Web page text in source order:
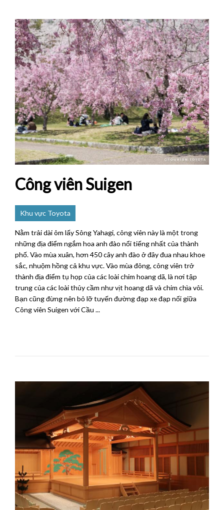
Công viên Suigen
Khu vực Toyota
Nằm trải dài ôm lấy Sông Yahagi, công viên này là một trong
những địa điểm ngắm hoa anh đào nổi tiếng nhất của thành
phố. Vào mùa xuân, hơn 450 cây anh đào ở đây đua nhau khoe
sắc, nhuộm hồng cả khu vực. Vào mùa đông, công viên trở
thành địa điểm tụ họp của các loài chim hoang dã, là nơi tập
trung của các loài thủy cầm như vịt hoang dã và chim chìa vôi.
Bạn cũng đừng nên bỏ lỡ tuyến đường đạp xe đạp nối giữa
Công viên Suigen với Cầu ...